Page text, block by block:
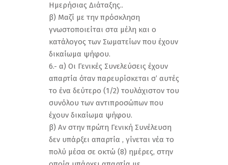
Ημερήσιας Διάταξης..
β) Μαζί με την πρόσκληση
γνωστοποιείται στα μέλη και ο
κατάλογος των Σωματείων που έχουν
δικαίωμα ψήφου.
6.- α) Οι Γενικές Συνελεύσεις έχουν
απαρτία όταν παρευρίσκεται σ’ αυτές
το ένα δεύτερο (1/2) τουλάχιστον του
συνόλου των αντιπροσώπων που
έχουν δικαίωμα ψήφου.
β) Αν στην πρώτη Γενική Συνέλευση
δεν υπάρξει απαρτία , γίνεται νέα το
πολύ μέσα σε οκτώ (8) ημέρες, στην